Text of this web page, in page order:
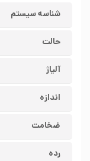
شناسه سیستم
حالت
آلیاژ
اندازه
ضخامت
رده